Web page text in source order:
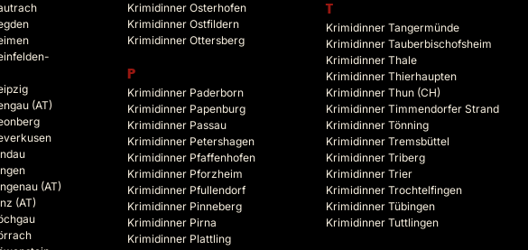
(AT)
(AT)
(AT)
Krimidinner Osterhofen
Krimidinner Ostfildern
Krimidinner Ottersberg
P
Krimidinner Paderborn
Krimidinner Papenburg
Krimidinner Passau
Krimidinner Petershagen
Krimidinner Pfaffenhofen
Krimidinner Pforzheim
Krimidinner Pfullendorf
Krimidinner Pinneberg
Krimidinner Pirna
Krimidinner Plattling
T
Krimidinner Tangermünde
Krimidinner Tauberbischofsheim
Krimidinner Thale
Krimidinner Thierhaupten
Krimidinner Thun (CH)
Krimidinner Timmendorfer Strand
Krimidinner Tönning
Krimidinner Tremsbüttel
Krimidinner Triberg
Krimidinner Trier
Krimidinner Trochtelfingen
Krimidinner Tübingen
Krimidinner Tuttlingen